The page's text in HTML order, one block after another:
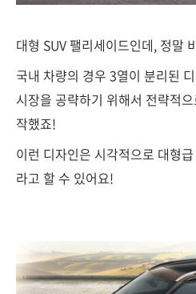
대형 SUV 팰리세이드인데, 정말
국내 차량의 경우 3열이 분리된
시장을 공략하기 위해서 전략적
작했죠!
이런 디자인은 시각적으로 대형
라고 할 수 있어요!